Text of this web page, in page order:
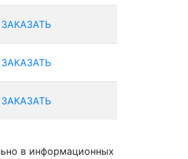
ЗАКАЗАТЬ
ЗАКАЗАТЬ
ЗАКАЗАТЬ
в информационных